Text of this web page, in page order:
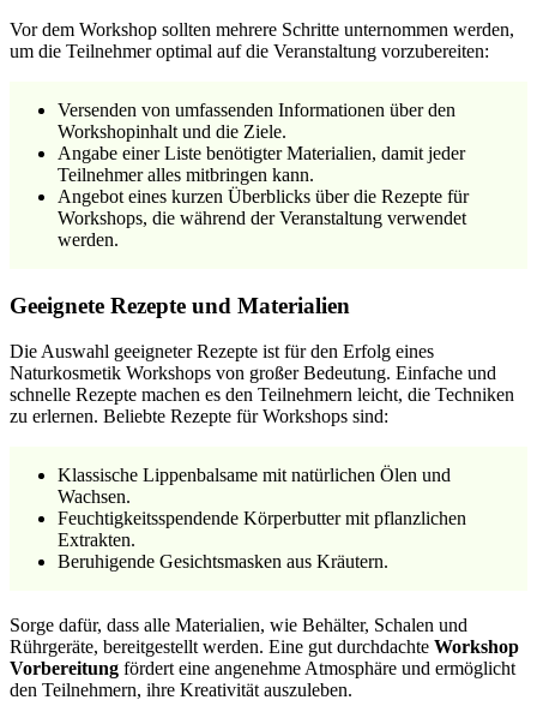
Vor dem Workshop sollten mehrere Schritte unternommen werden,
um die Teilnehmer optimal auf die Veranstaltung vorzubereiten:
Versenden von umfassenden Informationen über den
Workshopinhalt und die Ziele.
Angabe einer Liste benötigter Materialien, damit jeder
Teilnehmer alles mitbringen kann.
Angebot eines kurzen Überblicks über die Rezepte für
Workshops, die während der Veranstaltung verwendet
werden.
Geeignete Rezepte und Materialien
Die Auswahl geeigneter Rezepte ist für den Erfolg eines
Naturkosmetik Workshops von großer Bedeutung. Einfache und
schnelle Rezepte machen es den Teilnehmern leicht, die Techniken
zu erlernen. Beliebte Rezepte für Workshops sind:
Klassische Lippenbalsame mit natürlichen Ölen und
Wachsen.
Feuchtigkeitsspendende Körperbutter mit pflanzlichen
Extrakten.
Beruhigende Gesichtsmasken aus Kräutern.
Sorge dafür, dass alle Materialien, wie Behälter, Schalen und
Rührgeräte, bereitgestellt werden. Eine gut durchdachte Workshop
Vorbereitung fördert eine angenehme Atmosphäre und ermöglicht
den Teilnehmern, ihre Kreativität auszuleben.